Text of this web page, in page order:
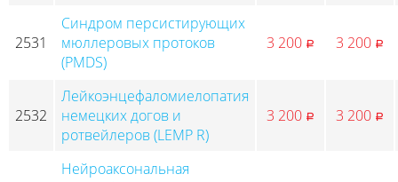
2531
Синдром персистирующих
мюллеровых протоков
(PMDS)
3 200 p 3 200 p
2532
Лейкоэнцефаломиелопатия
немецких догов и
ротвейлеров (LEMP R)
3 200 p 3 200 p
Нейроаксональная